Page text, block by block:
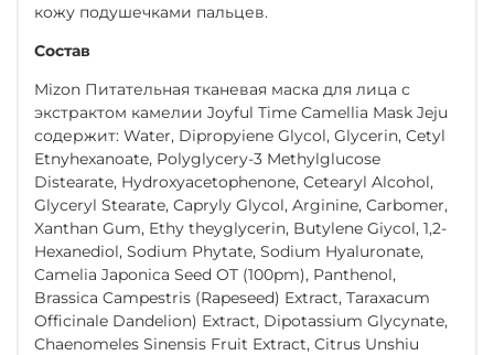
кожу подушечками пальцев.
Состав
Mizon Питательная тканевая маска для лица с
экстрактом камелии Joyful Time Camellia Mask Jeju
содержит: Water, Dipropyiene Glycol, Glycerin, Cetyl
Etnyhexanoate, Polyglycery-3 Methylglucose
Distearate, Hydroxyacetophenone, Cetearyl Alcohol,
Glyceryl Stearate, Capryly Glycol, Arginine, Carbomer,
Xanthan Gum, Ethy theyglycerin, Butylene Giycol, 1,2-
Hexanediol, Sodium Phytate, Sodium Hyaluronate,
Camelia Japonica Seed OT (100pm), Panthenol,
Brassica Campestris (Rapeseed) Extract, Taraxacum
Officinale Dandelion) Extract, Dipotassium Glycynate,
Chaenomeles Sinensis Fruit Extract, Citrus Unshiu